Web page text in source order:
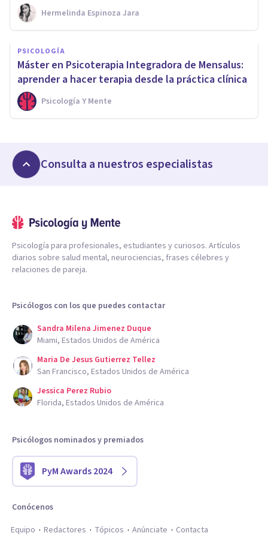
Hermelinda Espinoza Jara
PSICOLOGÍA
Máster en Psicoterapia Integradora de Mensalus:
aprender a hacer terapia desde la práctica clínica
Psicología Y Mente
Consulta a nuestros especialistas
Psicología para profesionales, estudiantes y curiosos. Artículos
diarios sobre salud mental, neurociencias, frases célebres y
relaciones de pareja.
Psicólogos con los que puedes contactar
Sandra Milena Jimenez Duque
Miami, Estados Unidos de América
Maria De Jesus Gutierrez Tellez
San Francisco, Estados Unidos de América
Jessica Perez Rubio
Florida, Estados Unidos de América
Psicólogos nominados y premiados
PyM Awards 2024
Conócenos
Equipo
Redactores Tópicos Anúnciate Contacta